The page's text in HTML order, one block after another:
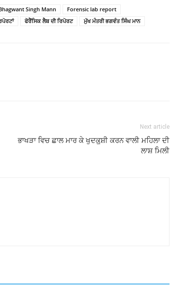
Singh Mann
Forensic lab report
ਫੋਰੈਂਸਿਕ ਲੈਬ ਦੀ ਰਿਪੋਰਟ ਮੁੱਖ ਮੰਤਰੀ ਭਗਵੰਤ ਸਿੰਘ ਮਾਨ
Next article
ਭਾਖੜਾ ਵਿਚ ਛਾਲ ਮਾਰ ਕੇ ਖੁਦਕੁ਼ਸ਼ੀ ਕਰਨ ਵਾਲੀ ਮਹਿਲਾ ਦੀ
ਲਾਸ਼ ਮਿਲੀ